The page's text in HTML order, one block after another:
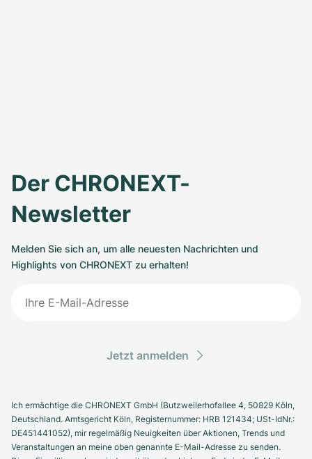
Der CHRONEXT-
Newsletter
Melden Sie sich an, um alle neuesten Nachrichten und
Highlights von CHRONEXT zu erhalten!
Jetzt anmelden
Ich ermächtige die CHRONEXT GmbH (Butzweilerhofallee 4, 50829 Köln,
Deutschland. Amtsgericht Köln, Registernummer: HRB 121434; USt-IdNr.:
DE451441052), mir regelmäßig Neuigkeiten über Aktionen, Trends und
Veranstaltungen an meine oben genannte E-Mail-Adresse zu senden.